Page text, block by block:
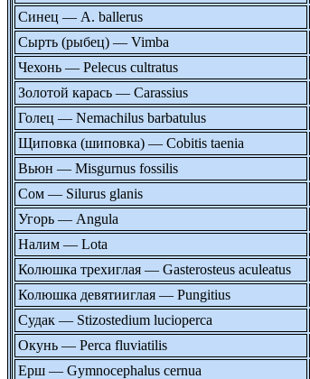
Синец — A. ballerus
Сырть (рыбец) — Vimba
Чехонь — Pelecus cultratus
Золотой карась — Carassius
Голец — Nemachilus barbatulus
Щиповка (шиповка) — Cobitis taenia
Вьюн — Misgurnus fossilis
Сом — Silurus glanis
Угорь — Angula
Налим — Lota
Колюшка трехиглая — Gasterosteus aculeatus
Колюшка девятииглая — Pungitius
Судак — Stizostedium lucioperca
Окунь — Perca fluviatilis
Ерш — Gymnocephalus cernua